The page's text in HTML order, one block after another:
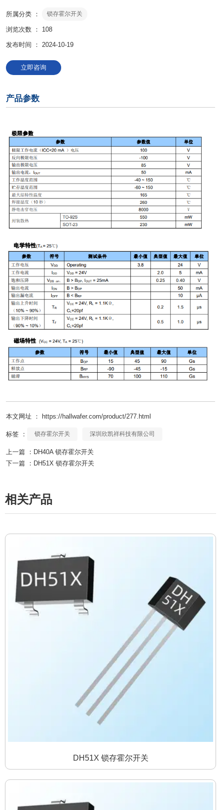
所属分类 ： 锁存霍尔开关
浏览次数 ： 108
发布时间 ： 2024-10-19
立即咨询
产品参数
本文网址 ： https://hallwafer.com/product/277.html
标签 ： 锁存霍尔开关 深圳欣凯祥科技有限公司
上一篇 ： DH40A 锁存霍尔开关
下一篇 ： DH51X 锁存霍尔开关
相关产品
DH51X 锁存霍尔开关